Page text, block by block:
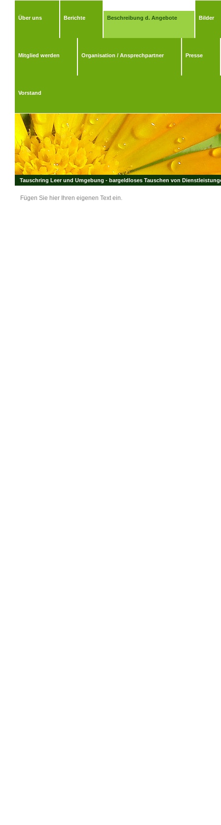
Über uns Berichte Beschreibung d. Angebote Bilder
Mitglied werden Organisation / Ansprechpartner Presse
Vorstand
Tauschring Leer und Umgebung - bargeldloses Tauschen von
Fügen Sie hier Ihren eigenen Text ein.